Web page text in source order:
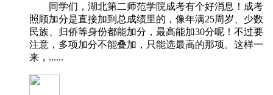
同学们，湖北第二师范学院成考有个好消息！成考
照顾加分是直接加到总成绩里的，像年满25周岁、少数
民族、归侨等身份都能加分，最高能加30分呢！不过要
注意，多项加分不能叠加，只能选最高的那项。这样一
来，......